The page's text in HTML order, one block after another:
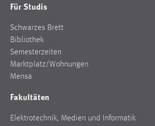
Für Studis
Schwarzes Brett
Bibliothek
Semesterzeiten
Marktplatz/Wohnungen
Mensa
Fakultäten
Elektrotechnik, Medien und Informatik